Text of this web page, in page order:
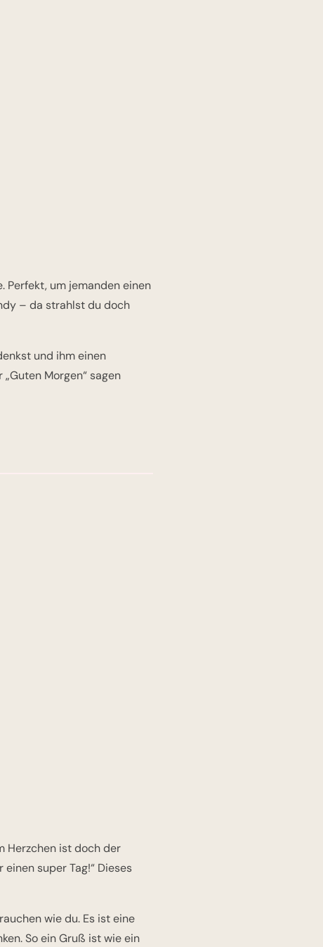
Perfekt, um jemanden einen
– da strahlst du doch
und ihm einen
Morgen“ sagen
Herzchen ist doch der
super Tag!“ Dieses
wie du. Es ist eine
So ein Gruß ist wie ein